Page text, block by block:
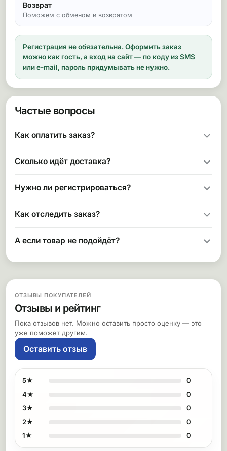
Возврат
Поможем с обменом и возвратом
Регистрация не обязательна. Оформить заказ
можно как гость, а вход на сайт — по коду из SMS
или e-mail, пароль придумывать не нужно.
Частые вопросы
Как оплатить заказ?
Сколько идёт доставка?
Нужно ли регистрироваться?
Как отследить заказ?
А если товар не подойдёт?
ОТЗЫВЫ ПОКУПАТЕЛЕЙ
Отзывы и рейтинг
Пока отзывов нет. Можно оставить просто оценку — это
уже поможет другим.
Оставить отзыв
5★
0
4★
0
3★
0
2★
0
1★
0